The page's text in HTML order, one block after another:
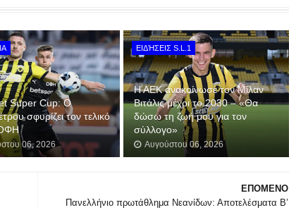
Super Cup: Ο
σφυρίζει τον τελικό
06, 2026
ΕΙΔΉΣΕΙΣ S.L.1
Η ΑΕΚ ανακοίνωσε τον Μίλαν
Βιτάλις μέχρι το 2030 – «Θα
δώσω τη ζωή μου για τον
σύλλογο»
Αυγούστου 06, 2026
ΕΠΟΜΕΝΟ
Πανελλήνιο πρωτάθλημα Νεανίδων: Αποτελέσματα Β’